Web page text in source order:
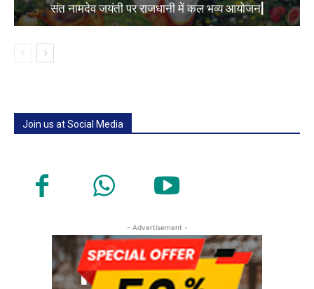
संत नामदेव जयंती पर राजधानी में कल भव्य आयोजन|
Join us at Social Media
- Advertisement -